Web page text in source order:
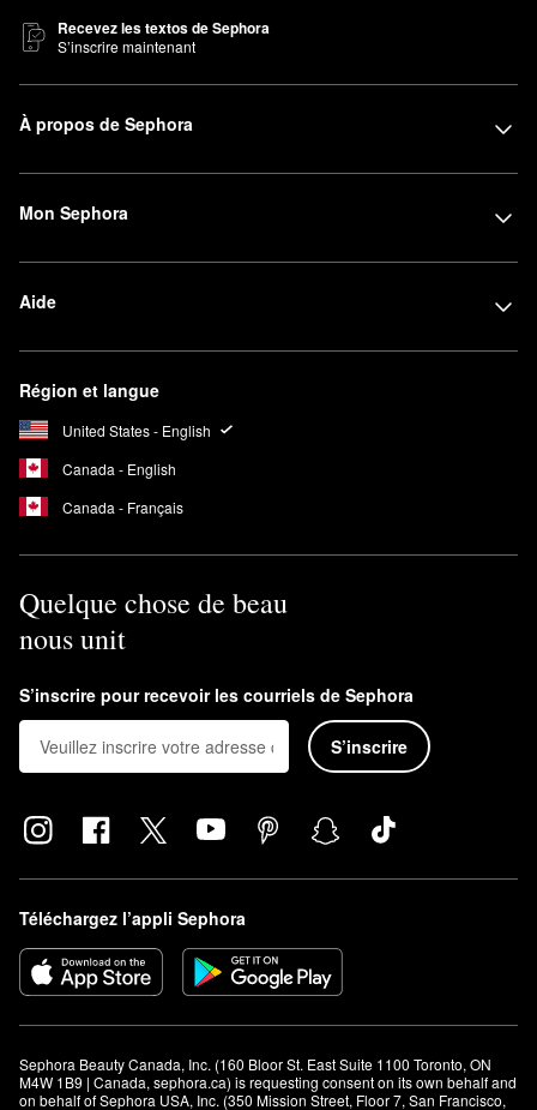
Recevez les textos de Sephora
S’inscrire maintenant
À propos de Sephora
Mon Sephora
Aide
Région et langue
United States - English
Canada - English
Canada - Français
Quelque chose de beau
nous unit
S’inscrire pour recevoir les courriels de Sephora
S’inscrire
Téléchargez l’appli Sephora
Sephora Beauty Canada, Inc. (160 Bloor St. East Suite 1100 Toronto, ON
M4W 1B9 | Canada, sephora.ca) is requesting consent on its own behalf and
on behalf of Sephora USA, Inc. (350 Mission Street, Floor 7, San Francisco,